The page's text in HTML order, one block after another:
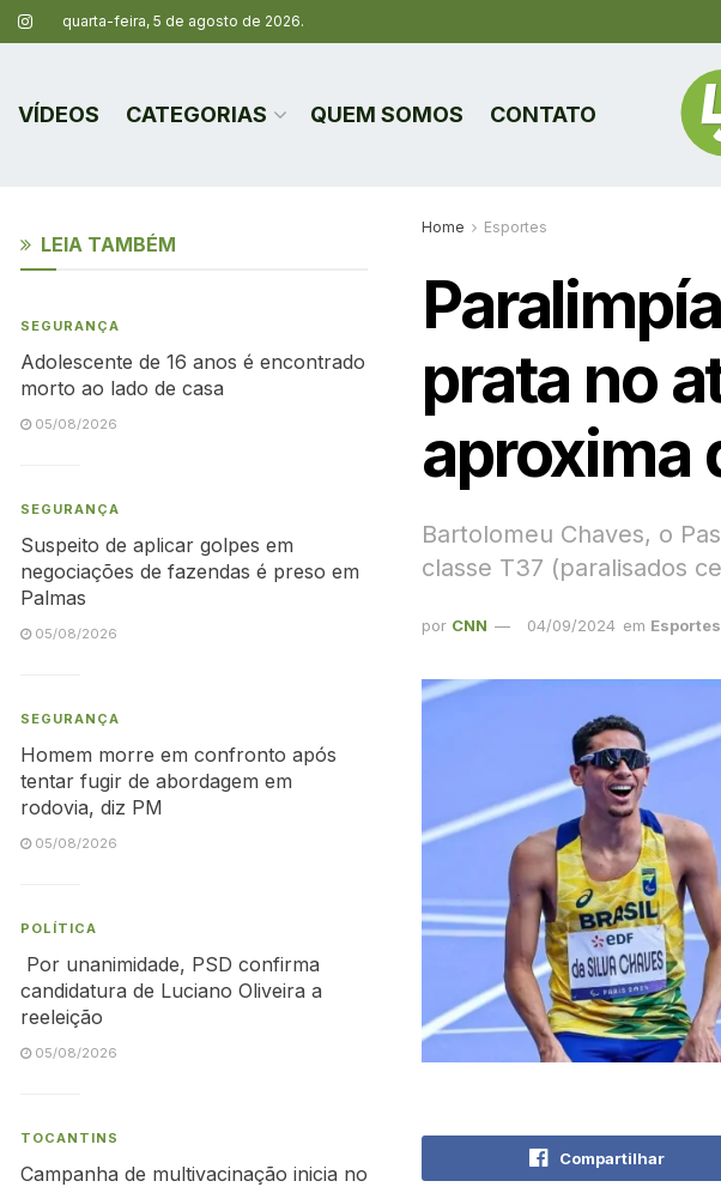
quarta-feira, 5 de agosto de 2026.
VÍDEOS CATEGORIAS QUEM SOMOS CONTATO
Home Esportes
prata no
aproxima
Bartolomeu Chaves, o
classe T37 (paralisados
por CNN 04/09/2024 em Esportes
Compartilhar
LEIA TAMBÉM
SEGURANÇA
Adolescente de 16 anos é encontrado
morto ao lado de casa
05/08/2026
SEGURANÇA
Suspeito de aplicar golpes em
negociações de fazendas é preso em
Palmas
05/08/2026
SEGURANÇA
Homem morre em confronto após
tentar fugir de abordagem em
rodovia, diz PM
05/08/2026
POLÍTICA
Por unanimidade, PSD confirma
candidatura de Luciano Oliveira a
reeleição
05/08/2026
TOCANTINS
Campanha de multivacinação inicia no